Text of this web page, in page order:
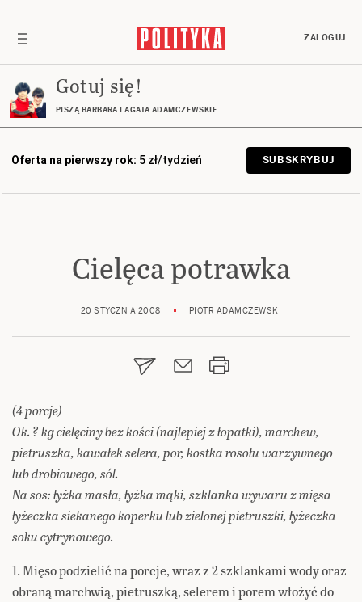
ZALOGUJ
Gotuj się!
PISZĄ BARBARA I AGATA ADAMCZEWSKIE
Oferta na pierwszy rok: 5 zł/tydzień SUBSKRYBUJ
Cielęca potrawka
20 STYCZNIA 2008 PIOTR ADAMCZEWSKI
(4 porcje)
Ok. ? kg cielęciny bez kości (najlepiej z łopatki), marchew,
pietruszka, kawałek selera, por, kostka rosołu warzywnego
lub drobiowego, sól.
Na sos: łyżka masła, łyżka mąki, szklanka wywaru z mięsa
łyżeczka siekanego koperku lub zielonej pietruszki, łyżeczka
soku cytrynowego.
1. Mięso podzielić na porcje, wraz z 2 szklankami wody oraz
obraną marchwią, pietruszką, selerem i porem włożyć do